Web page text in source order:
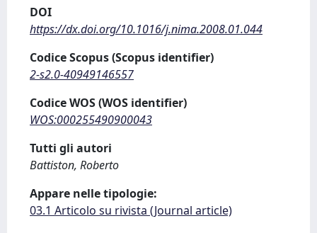
DOI
https://dx.doi.org/10.1016/j.nima.2008.01.044
Codice Scopus (Scopus identifier)
2-s2.0-40949146557
Codice WOS (WOS identifier)
WOS:000255490900043
Tutti gli autori
Battiston, Roberto
Appare nelle tipologie:
03.1 Articolo su rivista (Journal article)